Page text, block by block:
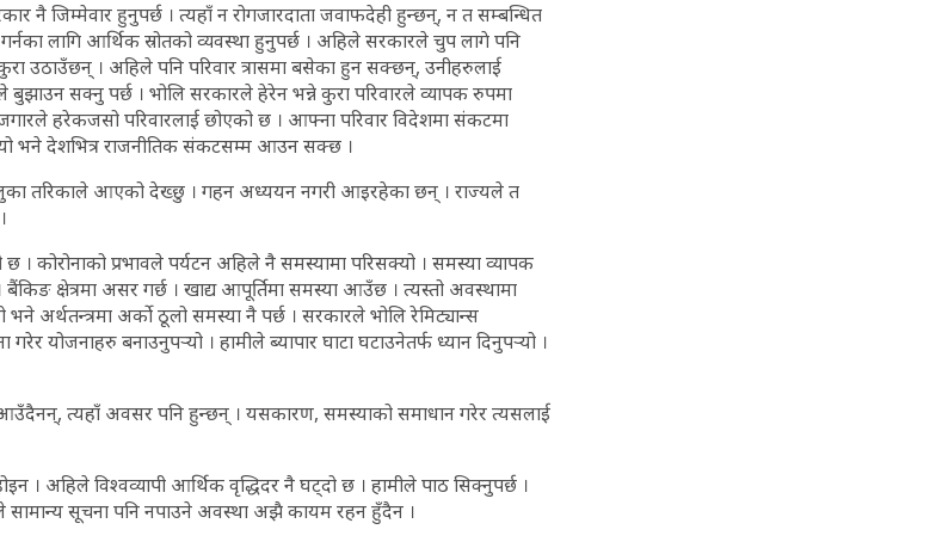
नै जिम्मेवार हुनुपर्छ । त्यहाँ न रोगजारदाता जवाफदेही हुन्छन्, न त सम्बन्धित
लागि आर्थिक स्रोतको व्यवस्था हुनुपर्छ । अहिले सरकारले चुप लागे पनि
उठाउँछन् । अहिले पनि परिवार त्रासमा बसेका हुन सक्छन्, उनीहरुलाई
सक्नु पर्छ । भोलि सरकारले हेरेन भन्ने कुरा परिवारले व्यापक रुपमा
हरेकजसो परिवारलाई छोएको छ । आफ्ना परिवार विदेशमा संकटमा
भने देशभित्र राजनीतिक संकटसम्म आउन सक्छ ।
तरिकाले आएको देख्छु । गहन अध्ययन नगरी आइरहेका छन् । राज्यले त
छ । कोरोनाको प्रभावले पर्यटन अहिले नै समस्यामा परिसक्यो । समस्या व्यापक
क्षेत्रमा असर गर्छ । खाद्य आपूर्तिमा समस्या आउँछ । त्यस्तो अवस्थामा
अर्थतन्त्रमा अर्को ठूलो समस्या नै पर्छ । सरकारले भोलि रेमिट्यान्स
योजनाहरु बनाउनुपर्‍यो । हामीले ब्यापार घाटा घटाउनेतर्फ ध्यान दिनुपर्‍यो ।
त्यहाँ अवसर पनि हुन्छन् । यसकारण, समस्याको समाधान गरेर त्यसलाई
। अहिले विश्वव्यापी आर्थिक वृद्धिदर नै घट्दो छ । हामीले पाठ सिक्नुपर्छ ।
सामान्य सूचना पनि नपाउने अवस्था अझै कायम रहन हुँदैन ।